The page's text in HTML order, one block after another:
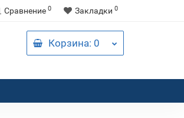
Сравнение 0 Закладки 0
Корзина: 0